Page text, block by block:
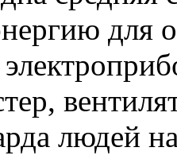
для
людей